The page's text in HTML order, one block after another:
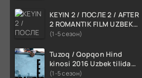
KEYIN 2 / ПОСЛЕ 2 / AFTER
2 ROMANTIK FILM UZBEK
TILIDA 2020 TARJIMA FILM
(1-5 сезон)
Tuzoq / Qopqon Hind
kinosi 2016 Uzbek tilida
tarjima film HD
(1-5 сезон)